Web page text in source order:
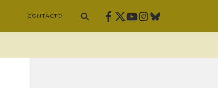
CONTACTO Facebook
Twitter
Youtube
Instagram
Bluesky